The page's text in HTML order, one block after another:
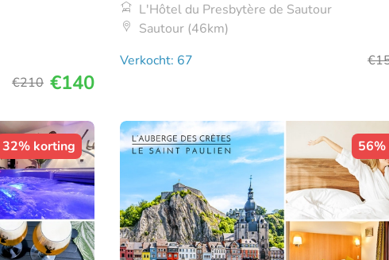
€210 €140
L'Hôtel du Presbytère de Sautour
Sautour (46km)
Verkocht: 67
32% korting